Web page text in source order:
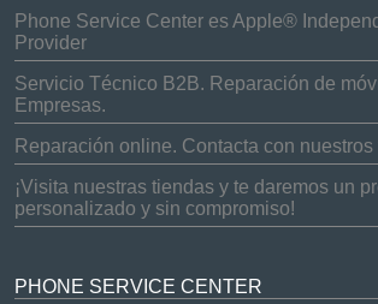
Phone Service Center es Apple®
Provider
Servicio Técnico B2B. Reparación de
Empresas.
Reparación online. Contacta con nuestros
¡Visita nuestras tiendas y te daremos un
personalizado y sin compromiso!
PHONE SERVICE CENTER